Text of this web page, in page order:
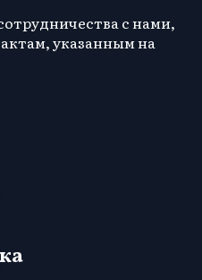
с нами,
указанным на